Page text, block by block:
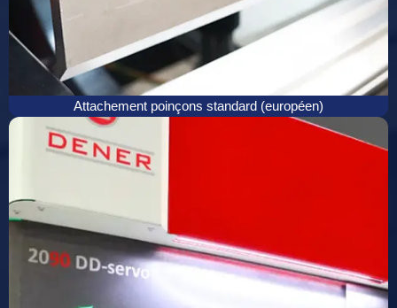
Attachement poinçons standard (européen)